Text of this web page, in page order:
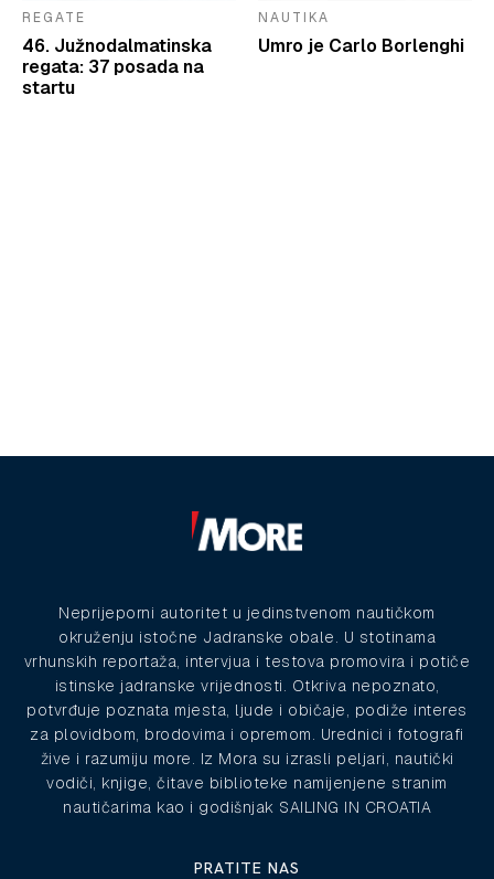
REGATE
46. Južnodalmatinska
regata: 37 posada na
startu
NAUTIKA
Umro je Carlo Borlenghi
Neprijeporni autoritet u jedinstvenom nautičkom
okruženju istočne Jadranske obale. U stotinama
vrhunskih reportaža, intervjua i testova promovira i potiče
istinske jadranske vrijednosti. Otkriva nepoznato,
potvrđuje poznata mjesta, ljude i običaje, podiže interes
za plovidbom, brodovima i opremom. Urednici i fotografi
žive i razumiju more. Iz Mora su izrasli peljari, nautički
vodiči, knjige, čitave biblioteke namijenjene stranim
nautičarima kao i godišnjak SAILING IN CROATIA
PRATITE NAS